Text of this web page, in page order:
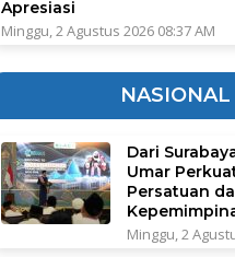
Apresiasi
Minggu, 2 Agustus 2026 08:37 AM
NASIONAL
Dari
Umar
Persatuan
Minggu, 2